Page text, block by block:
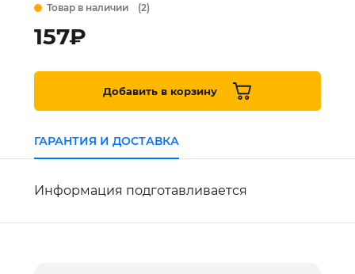
Товар в наличии (2)
157₽
Добавить в корзину
ГАРАНТИЯ И ДОСТАВКА
Информация подготавливается